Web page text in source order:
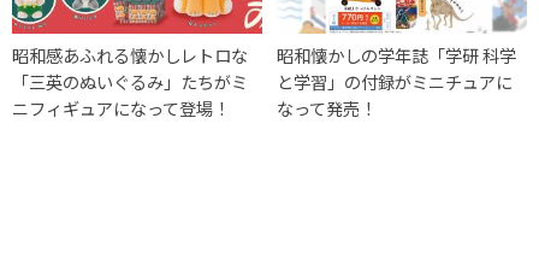
昭和感あふれる懐かしレトロな
「三英のぬいぐるみ」たちがミ
ニフィギュアになって登場！
昭和懐かしの学年誌「学研 科学
と学習」の付録がミニチュアに
なって発売！